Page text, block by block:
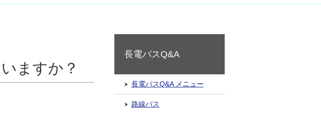
ますか？
長電バスQ&A
長電バスQ&A メニュー
路線バス